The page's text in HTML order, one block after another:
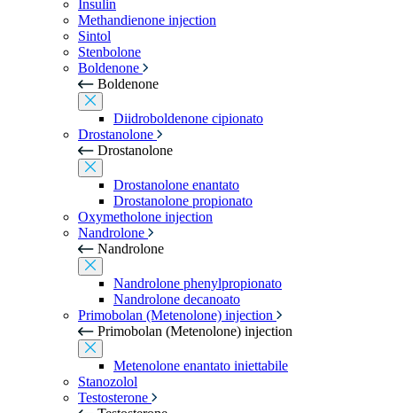
Insulin
Methandienone injection
Sintol
Stenbolone
Boldenone
Boldenone
Diidroboldenone cipionato
Drostanolone
Drostanolone
Drostanolone enantato
Drostanolone propionato
Oxymetholone injection
Nandrolone
Nandrolone
Nandrolone phenylpropionato
Nandrolone decanoato
Primobolan (Metenolone) injection
Primobolan (Metenolone) injection
Metenolone enantato iniettabile
Stanozolol
Testosterone